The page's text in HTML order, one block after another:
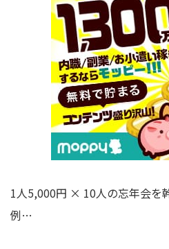
1人5,000円 × 10人の忘年会を
例…